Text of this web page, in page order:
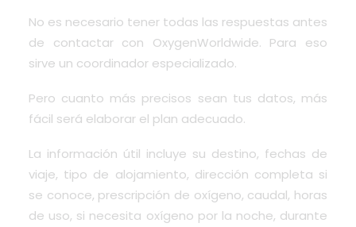
No es necesario tener todas las respuestas antes
de contactar con OxygenWorldwide. Para eso
sirve un coordinador especializado.
Pero cuanto más precisos sean tus datos, más
fácil será elaborar el plan adecuado.
La información útil incluye su destino, fechas de
viaje, tipo de alojamiento, dirección completa si
se conoce, prescripción de oxígeno, caudal, horas
de uso, si necesita oxígeno por la noche, durante